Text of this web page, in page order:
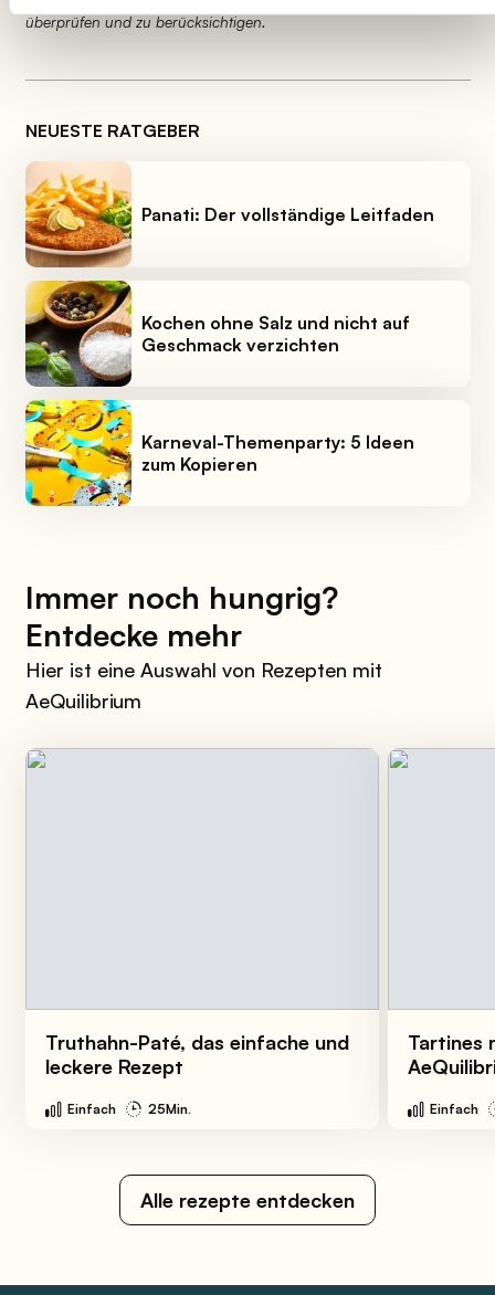
überprüfen und zu berücksichtigen.
NEUESTE RATGEBER
Panati: Der vollständige Leitfaden
Kochen ohne Salz und nicht auf
Geschmack verzichten
Karneval-Themenparty: 5 Ideen
zum Kopieren
Immer noch hungrig?
Entdecke mehr
Hier ist eine Auswahl von Rezepten mit
AeQuilibrium
Truthahn-Paté, das einfache und
leckere Rezept
Einfach 25Min.
Tartines
Einfach
Alle rezepte entdecken